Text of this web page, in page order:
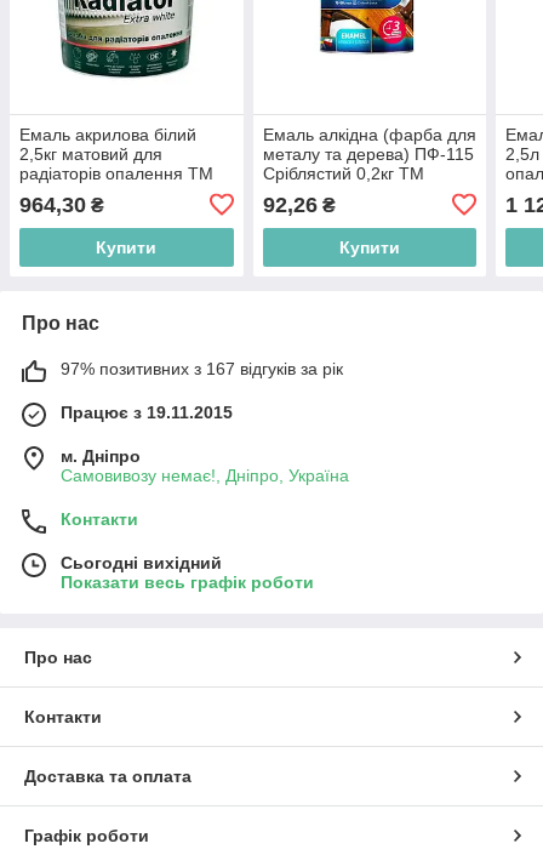
Емаль акрилова бiлий
2,5кг матовий для
радіаторів опалення ТМ
964,30 ₴
Купити
Емаль алкідна (фарба для
металу та дерева) ПФ-115
Сріблястий 0,2кг ТМ
92,26₴
Купити
2,5л
1
Про нас
97% позитивних з 167 відгуків за рік
Працює з 19.11.2015
м. Дніпро
Самовивозу немає!, Дніпро, Україна
Контакти
Сьогодні вихідний
Показати весь графік роботи
Про нас
Контакти
Доставка та оплата
Графік роботи